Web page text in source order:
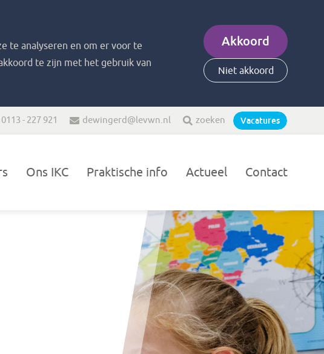
te analyseren en om er voor te
te zijn met het gebruik van
Akkoord
Niet akkoord
0113 - 227 921 dewingerd@levwn.nl zoeken Vacatures
Ons IKC Praktische info Actueel Contact